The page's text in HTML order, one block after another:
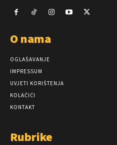
O nama
OGLAŠAVANJE
IMPRESSUM
UVJETI KORIŠTENJA
KOLAČIĆI
KONTAKT
Rubrike